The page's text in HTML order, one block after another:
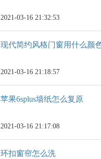
2021-03-16 21:32:53
现代简约风格门窗用什么颜
2021-03-16 21:18:57
苹果6splus墙纸怎么复原
2021-03-16 21:17:08
环扣窗帘怎么洗